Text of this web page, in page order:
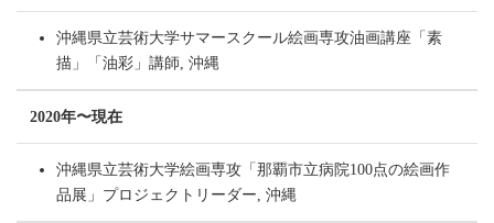
沖縄県立芸術大学サマースクール絵画専攻油画講座「素
描」「油彩」講師, 沖縄
2020年〜現在
沖縄県立芸術大学絵画専攻「那覇市立病院100点の絵画作
品展」プロジェクトリーダー, 沖縄